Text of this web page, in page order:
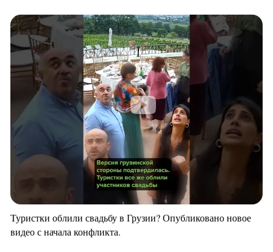
Туристки облили свадьбу в Грузии? Опубликовано новое
видео с начала конфликта.